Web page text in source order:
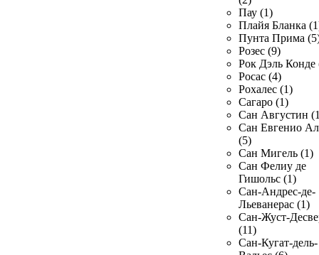
Пау (1)
Плайя Бланка
Пунта Прима
Розес (9)
Рок Дэль Конде
Росас (4)
Рохалес (1)
Сагаро (1)
Сан Августин
Сан Евгенио
(5)
Сан Мигель (1)
Сан Фелиу де
Гишольс (1)
Сан-Андрес-де-
Льеванерас (1)
Сан-Жуст-
(11)
Сан-Кугат-дель-